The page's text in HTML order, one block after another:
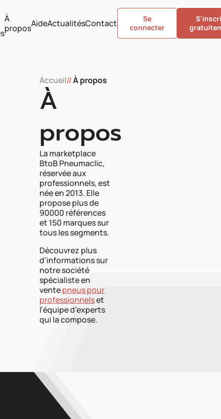
À
proposAideActualitésContact
Se
connecter
Accueil//À propos
À
propos
La marketplace
BtoB Pneumaclic,
réservée aux
professionnels, est
née en 2013. Elle
propose plus de
90000 références
et 150 marques sur
tous les segments.
Découvrez plus
d’informations sur
notre société
spécialiste en
ventepneus pour
professionnelset
l’équipe d’experts
qui la compose.